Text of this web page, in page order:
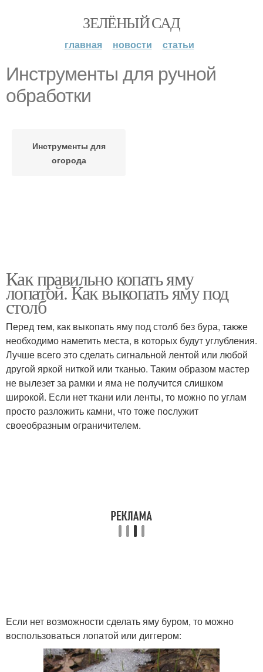
ЗЕЛЁНЫЙ САД
главная новости статьи
Инструменты для ручной
обработки
Инструменты для
огорода
Как правильно копать яму
лопатой. Как выкопать яму под
столб
Перед тем, как выкопать яму под столб без бура, также
необходимо наметить места, в которых будут углубления.
Лучше всего это сделать сигнальной лентой или любой
другой яркой ниткой или тканью. Таким образом мастер
не вылезет за рамки и яма не получится слишком
широкой. Если нет ткани или ленты, то можно по углам
просто разложить камни, что тоже послужит
своеобразным ограничителем.
Если нет возможности сделать яму буром, то можно
воспользоваться лопатой или диггером: